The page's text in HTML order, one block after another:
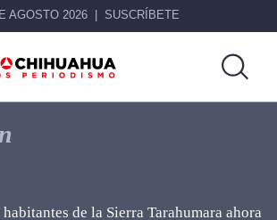
AGOSTO 2026 SUSCRÍBETE
de la Sierra Tarahumara ahora